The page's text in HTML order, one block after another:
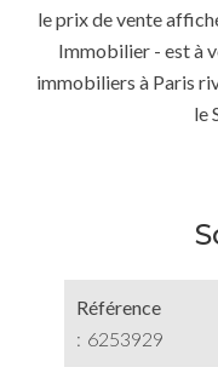
le prix de vente
Immobilier - est à
immobiliers à Paris
le
Référence
6253929